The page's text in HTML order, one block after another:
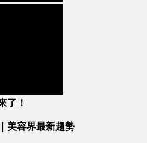
了！
美容界最新趨勢